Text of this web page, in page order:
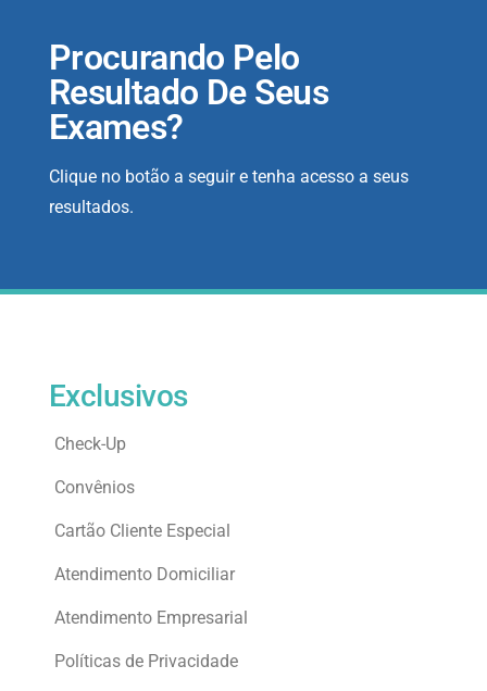
Procurando Pelo
Resultado De Seus
Exames?
Clique no botão a seguir e tenha acesso a seus
resultados.
Exclusivos
Check-Up
Convênios
Cartão Cliente Especial
Atendimento Domiciliar
Atendimento Empresarial
Políticas de Privacidade